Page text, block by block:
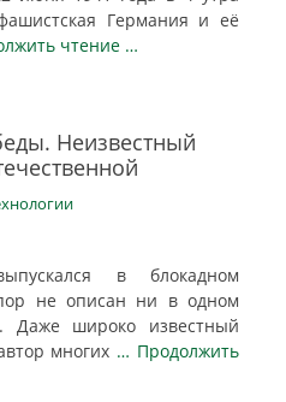
Германия и её
чтение …
Неизвестный
в блокадном
не описан ни в одном
Даже широко известный
многих … Продолжить